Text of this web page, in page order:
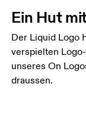
Ein Hut
Der Liquid Logo
verspielten
unseres On
draussen.